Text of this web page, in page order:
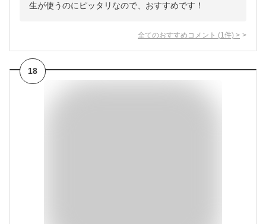
生が使うのにピッタリなので、おすすめです！
全てのおすすめコメント (1 件) >
18